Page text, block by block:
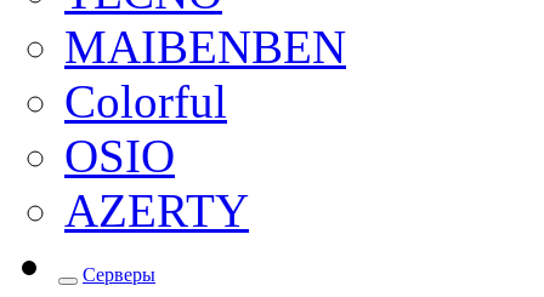
MAIBENBEN
Colorful
OSIO
AZERTY
Серверы